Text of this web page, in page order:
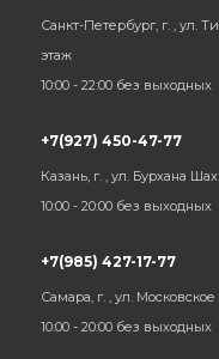
Санкт-Петербург, г. , ул.
этаж
10:00 - 22:00 без выходных
+7(927) 450-47-77
Казань, г. , ул. Бурхана
10:00 - 20:00 без выходных
+7(985) 427-17-77
Самара, г. , ул.
10:00 - 20:00 без выходных